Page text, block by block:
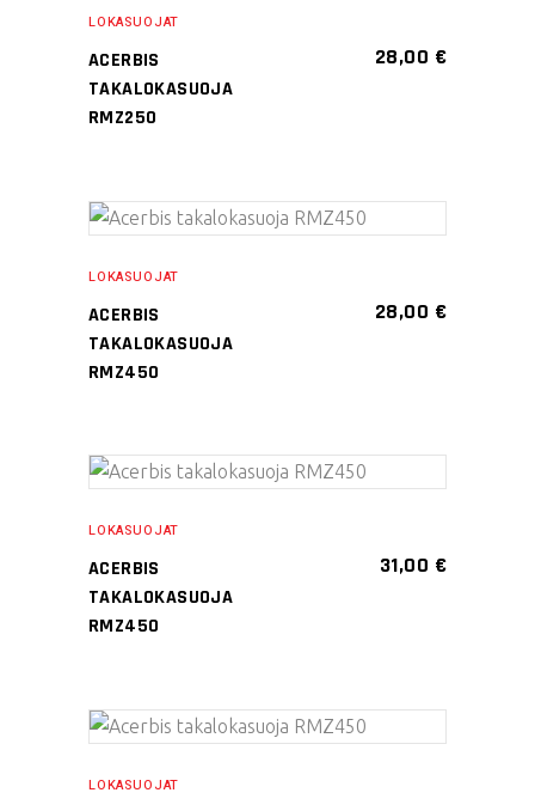
on
tuotteen
LOKASUOJAT
ACERBIS
TAKALOKASUOJA
RMZ250
28,00 €
Tällä
on
LOKASUOJAT
ACERBIS
TAKALOKASUOJA
RMZ450
28,00 €
LOKASUOJAT
ACERBIS
TAKALOKASUOJA
RMZ450
31,00 €
Tällä
LOKASUOJAT